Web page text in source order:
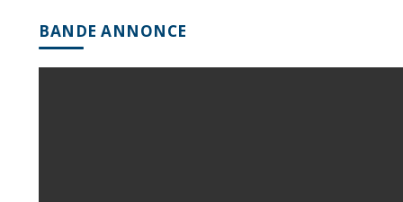
BANDE ANNONCE